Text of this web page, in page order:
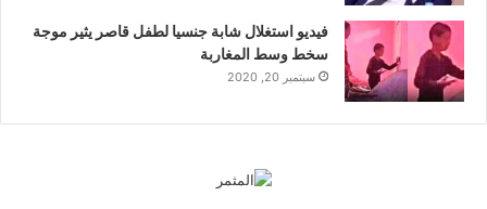
فيديو استغلال شابة جنسيا لطفل قاصر يثير موجة
سخط وسط المغاربة
سبتمبر 20, 2020